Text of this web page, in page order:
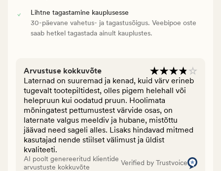
Lihtne tagastamine kauplusesse
30-päevane vahetus- ja tagastusõigus. Veebipoe oste
saab hetkel tagastada ainult kauplustes.
Arvustuse kokkuvõte
Laternad on suuremad ja kenad, kuid värv erineb
tugevalt tootepiltidest, olles pigem helehall või
helepruun kui oodatud pruun. Hoolimata
mõningatest pettumustest värvide osas, on
laternate valgus meeldiv ja hubane, mistõttu
jäävad need sageli alles. Lisaks hindavad mitmed
kasutajad nende stiilset välimust ja üldist
kvaliteeti.
AI poolt genereeritud klientide
arvustuste kokkuvõte
Verified by Trustvoice